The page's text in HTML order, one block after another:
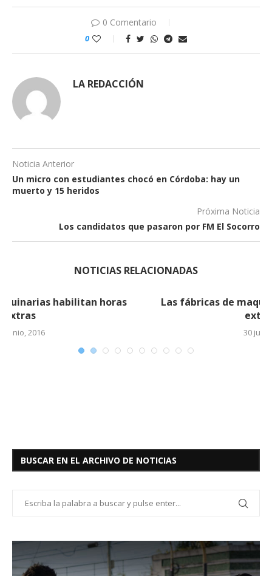
0 Comentario
0
LA REDACCIÓN
Noticia Anterior
Un micro con estudiantes chocó en Córdoba: hay un
muerto y 15 heridos
Próxima Noticia
Los candidatos que pasaron por FM El Socorro
NOTICIAS RELACIONADAS
Las fábricas de maquinarias habilitan horas
BUSCAR EN EL ARCHIVO DE NOTICIAS